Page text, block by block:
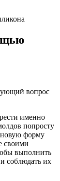
вопрос
именно
попросту
форму
своими
выполнить
соблюдать их